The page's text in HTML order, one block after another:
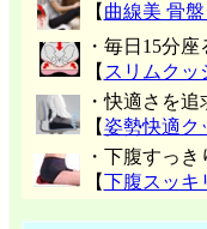
【 曲線美 骨
・毎日15分座
【 スリムクッ
・快適さを
【姿勢快適ク
・下腹すっき
【下腹スッキ